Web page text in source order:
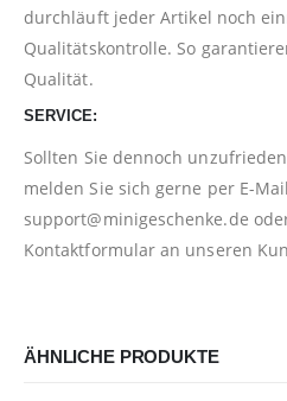
durchläuft jeder Artikel noch
Qualitätskontrolle. So
Qualität.
SERVICE:
Sollten Sie dennoch
melden Sie sich gerne per E-
support@minigeschenke.de
Kontaktformular an unseren
ÄHNLICHE PRODUKTE